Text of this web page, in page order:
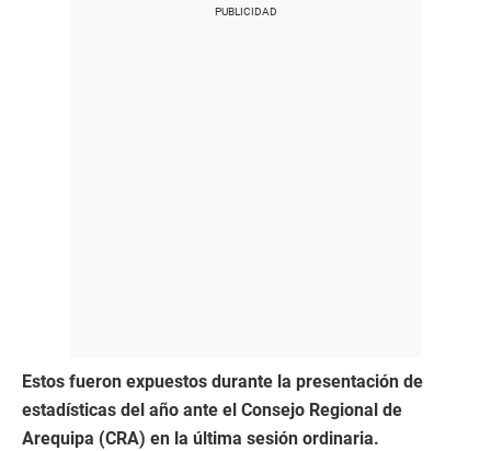
Estos fueron expuestos durante la presentación de
estadísticas del año ante el Consejo Regional de
Arequipa (CRA) en la última sesión ordinaria.